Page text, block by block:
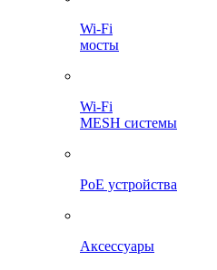
Wi-Fi
мосты
Wi-Fi
MESH системы
PoE устройства
Аксессуары